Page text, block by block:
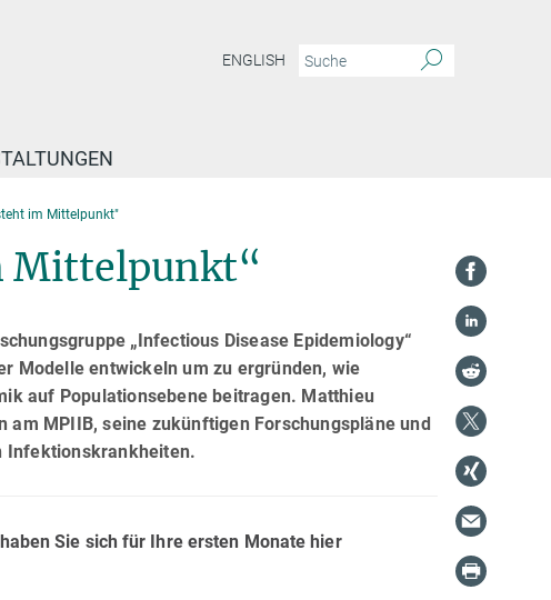
ENGLISH
im Mittelpunkt"
Mittelpunkt“
„Infectious Disease Epidemiology“
Modelle entwickeln um zu ergründen, wie
auf Populationsebene beitragen. Matthieu
am MPIIB, seine zukünftigen Forschungspläne und
Infektionskrankheiten.
Sie sich für Ihre ersten Monate hier